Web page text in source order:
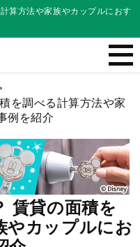
算方法や家族やカップルにおす
を調べる計算方法や家
例を紹介
賃貸の面積を
やカップルにお